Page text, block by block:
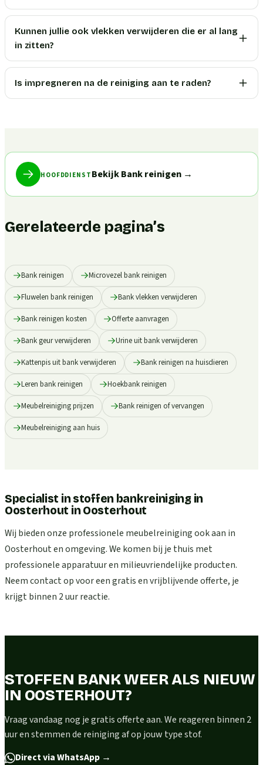
Kunnen jullie ook vlekken verwijderen die er al lang
in zitten?
Is impregneren na de reiniging aan te raden?
HOOFDDIENST Bekijk Bank reinigen→
Gerelateerde pagina’s
Bank reinigen Microvezel bank reinigen
Fluwelen bank reinigen Bank vlekken verwijderen
Bank reinigen kosten Offerte aanvragen
Bank geur verwijderen Urine uit bank verwijderen
Kattenpis uit bank verwijderen Bank reinigen na huisdieren
Leren bank reinigen Hoekbank reinigen
Meubelreiniging prijzen Bank reinigen of vervangen
Meubelreiniging aan huis
Specialist in stoffen bankreiniging in
Oosterhout inOosterhout
Wij bieden onze professionele meubelreiniging ook aan in
Oosterhout en omgeving. We komen bij je thuis met
professionele apparatuur en milieuvriendelijke producten.
Neem contact op voor een gratis en vrijblijvende offerte, je
krijgt binnen 2 uur reactie.
STOFFEN BANK WEER ALS NIEUW
IN OOSTERHOUT?
Vraag vandaag nog je gratis offerte aan. We reageren binnen 2
uur en stemmen de reiniging af op jouw type stof.
Direct via WhatsApp →